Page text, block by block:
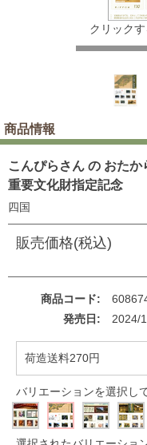
クリック
商品情報
こんぴらさん の おた
重要文化財指定記念
四国
販売価格(税込)
商品コード
発売日
2024/
荷造送料270円
バリエーションを選択し